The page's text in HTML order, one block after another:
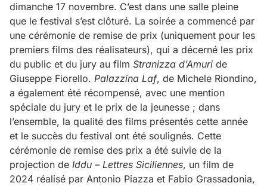
dimanche 17 novembre. C’est dans une salle pleine
que le festival s’est clôturé. La soirée a commencé par
une cérémonie de remise de prix (uniquement pour les
premiers films des réalisateurs), qui a décerné les prix
du public et du jury au film Stranizza d’Amuri de
Giuseppe Fiorello. Palazzina Laf, de Michele Riondino,
a également été récompensé, avec une mention
spéciale du jury et le prix de la jeunesse ; dans
l’ensemble, la qualité des films présentés cette année
et le succès du festival ont été soulignés. Cette
cérémonie de remise des prix a été suivie de la
projection de Iddu – Lettres Siciliennes, un film de
2024 réalisé par Antonio Piazza et Fabio Grassadonia,